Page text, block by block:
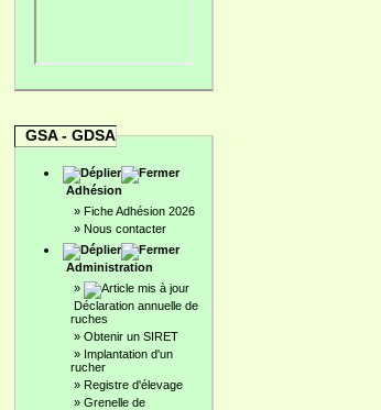
GSA - GDSA
Adhésion
» Fiche Adhésion 2026
» Nous contacter
Administration
»
Déclaration annuelle de
ruches
» Obtenir un SIRET
» Implantation d'un
rucher
» Registre d'élevage
» Grenelle de